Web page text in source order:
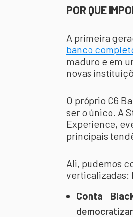
POR QUE
A primeira
banco
maduro e em
novas
O próprio C6
ser o único. A
Experience,
principais
Ali, pudemos
verticalizadas:
Conta